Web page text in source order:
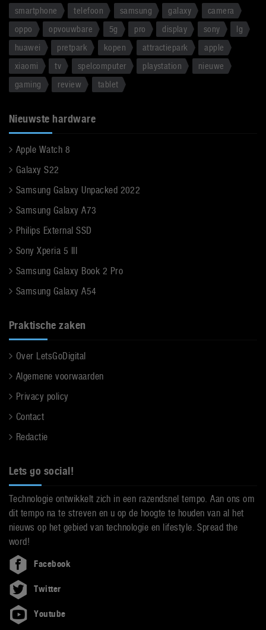
smartphone telefoon samsung galaxy
camera
oppo
opvouwbare 5g pro display sony
lg
huawei
pretpark kopen attractiepark
apple
xiaomi
tv spelcomputer playstation
nieuwe
gaming
review tablet
Nieuwste hardware
Apple Watch 8
Galaxy S22
Samsung Galaxy Unpacked 2022
Samsung Galaxy A73
Philips External SSD
Sony Xperia 5 III
Samsung Galaxy Book 2 Pro
Samsung Galaxy A54
Praktische zaken
Over LetsGoDigital
Algemene voorwaarden
Privacy policy
Contact
Redactie
Lets go social!
Technologie ontwikkelt zich in een razendsnel tempo. Aan ons om
dit tempo na te streven en u op de hoogte te houden van al het
nieuws op het gebied van technologie en lifestyle. Spread the
word!
Facebook
Twitter
Youtube